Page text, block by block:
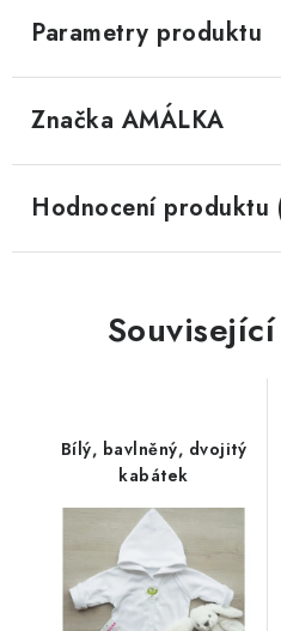
Parametry produktu
Značka AMÁLKA
Hodnocení produktu
Bílý, bavlněný, dvojitý
kabátek